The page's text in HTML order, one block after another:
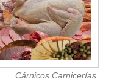
Cárnicos Carnicerías